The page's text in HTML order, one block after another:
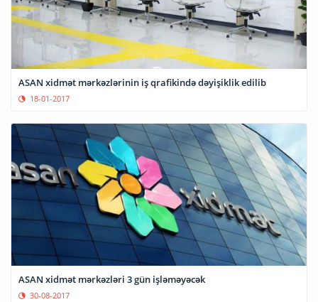
ASAN xidmət mərkəzlərinin iş qrafikində dəyişiklik edilib
18-01-2017
ASAN xidmət mərkəzləri 3 gün işləməyəcək
30-08-2017